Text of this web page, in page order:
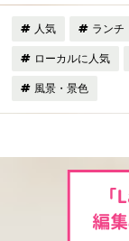
人気 ランチ
ローカルに人気
風景・景色